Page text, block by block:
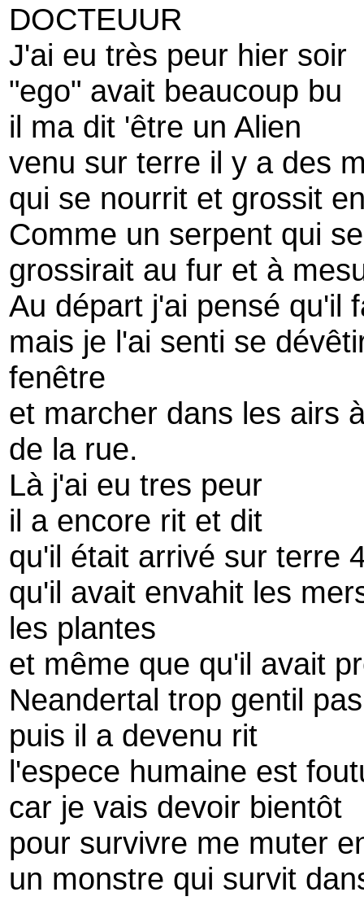
DOCTEUUR
J'ai eu très peur hier soir
"ego" avait beaucoup bu
il ma dit 'être un Alien
venu sur terre il y a des
qui se nourrit et grossit
Comme un serpent qui
grossirait au fur et à
Au départ j'ai pensé qu'il
mais je l'ai senti se
fenêtre
et marcher dans les airs
de la rue.
Là j'ai eu tres peur
il a encore rit et dit
qu'il était arrivé sur terre
qu'il avait envahit les
les plantes
et même que qu'il avait
Neandertal trop gentil
puis il a devenu rit
l'espece humaine est
car je vais devoir bientôt
pour survivre me muter
un monstre qui survit